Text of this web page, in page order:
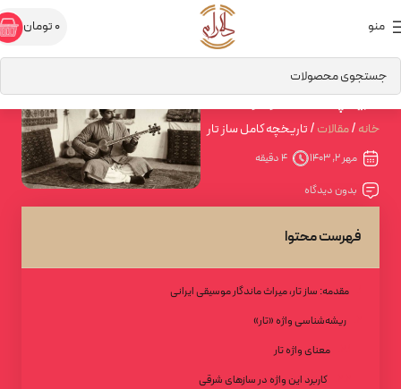
منو 0تومان
تاریخچه کامل ساز تار
خانه مقالات تاریخچه کامل ساز تار
مهر 2, 1403
4 دقیقه
بدون دیدگاه
فهرست محتوا
مقدمه: ساز تار، میراث ماندگار موسیقی ایرانی
ریشه‌شناسی واژه «تار»
معنای واژه تار
کاربرد این واژه در سازهای شرقی